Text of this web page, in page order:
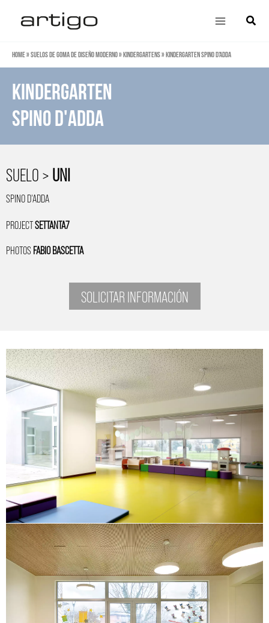
contenido
Main
Home»Suelos de goma de diseño moderno»Kindergartens»Kindergarten Spino d’Adda
Kindergarten
Spino D'adda
SUELO >UNI
SPINO D'ADDA
PROJECTSETTANTA7
PHOTOS FABIO BASCETTA
SOLICITAR INFORMACIÓN